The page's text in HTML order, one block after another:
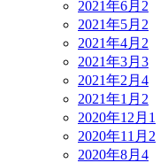
2021年6月 2
2021年5月 2
2021年4月 2
2021年3月 3
2021年2月 4
2021年1月 2
2020年12月 1
2020年11月 2
2020年8月 4